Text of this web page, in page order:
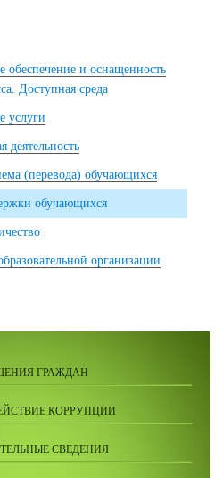
обеспечение и оснащенность
Доступная среда
услуги
деятельность
(перевода) обучающихся
обучающихся
организации
ГРАЖДАН
КОРРУПЦИИ
СВЕДЕНИЯ